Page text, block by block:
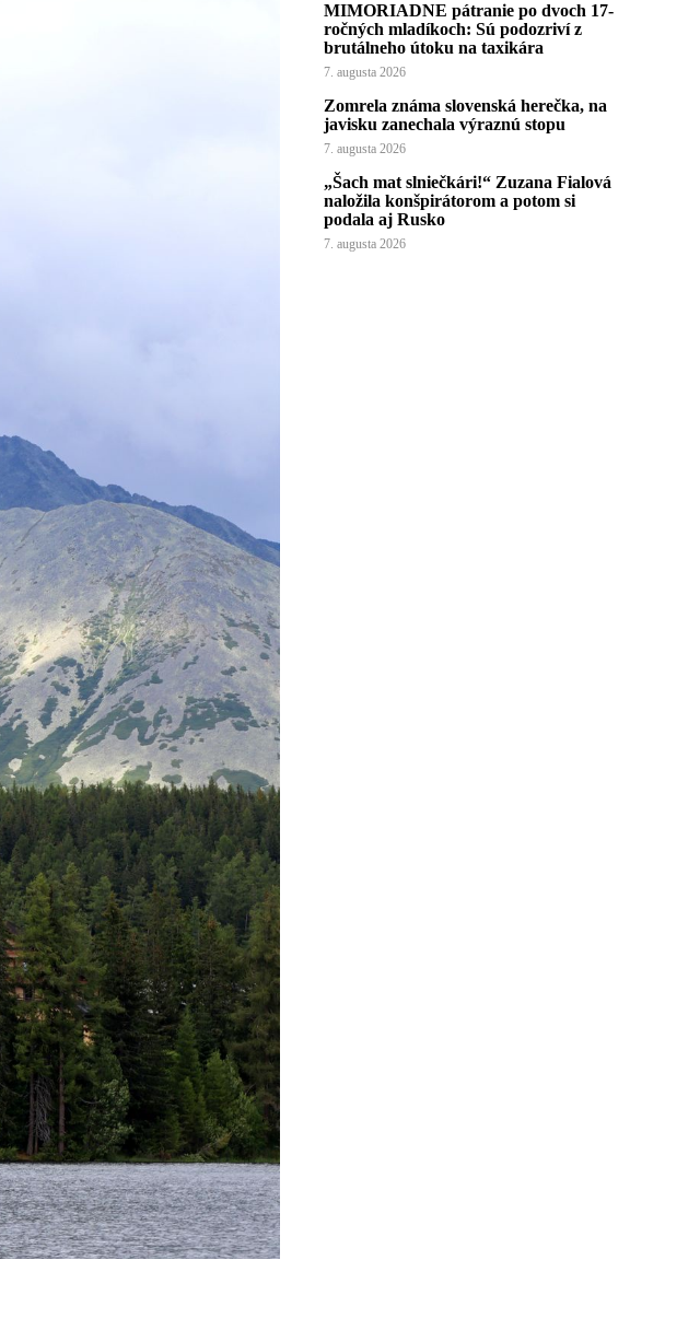
MIMORIADNE pátranie po dvoch 17-
ročných mladíkoch: Sú podozriví z
brutálneho útoku na taxikára
7. augusta 2026
Zomrela známa slovenská herečka, na
javisku zanechala výraznú stopu
7. augusta 2026
„Šach mat slniečkári!“ Zuzana Fialová
naložila konšpirátorom a potom si
podala aj Rusko
7. augusta 2026